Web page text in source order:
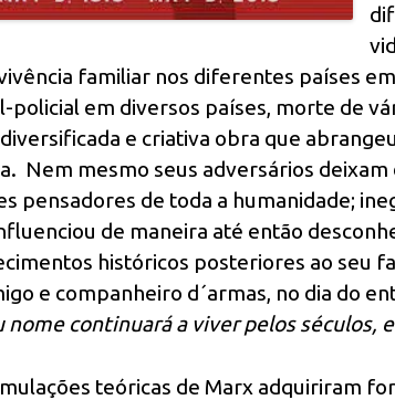
familiar nos diferentes países
policial em diversos países, morte de
e criativa obra que
Nem mesmo seus adversários
pensadores de toda a humanidade;
de maneira até então
históricos posteriores ao seu
e companheiro d´armas, no dia do
nome continuará a viver pelos séculos,
teóricas de Marx adquiriram